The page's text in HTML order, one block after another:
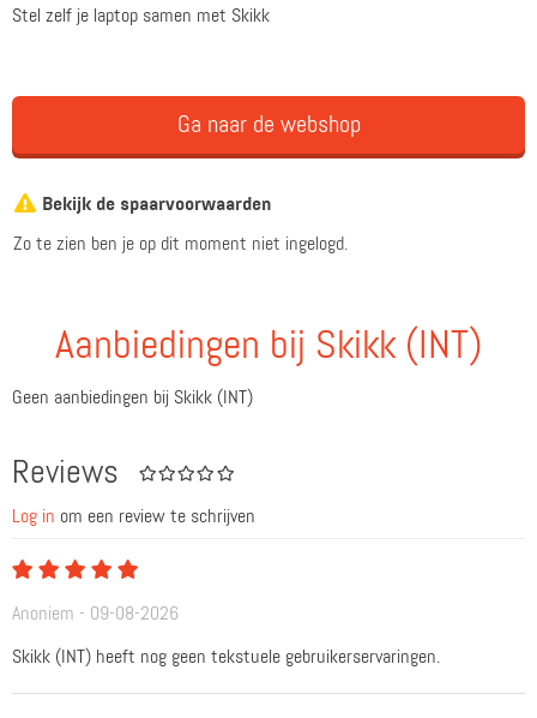
Stel zelf je laptop samen met Skikk
Ga naar de webshop
Bekijk de spaarvoorwaarden
Zo te zien ben je op dit moment niet ingelogd.
Aanbiedingen bij Skikk (INT)
Geen aanbiedingen bij Skikk (INT)
Reviews
Log in om een review te schrijven
Anoniem - 09-08-2026
Skikk (INT) heeft nog geen tekstuele gebruikerservaringen.